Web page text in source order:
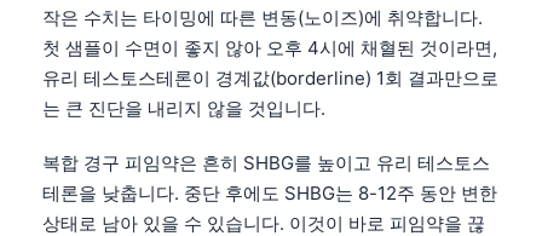
작은 수치는 타이밍에 따른 변동(노이즈)에 취약합니다.
첫 샘플이 수면이 좋지 않아 오후 4시에 채혈된 것이라면,
유리 테스토스테론이 경계값(borderline) 1회 결과만으로
는 큰 진단을 내리지 않을 것입니다.
복합 경구 피임약은 흔히 SHBG를 높이고 유리 테스토스
테론을 낮춥니다. 중단 후에도 SHBG는 8-12주 동안 변한
상태로 남아 있을 수 있습니다. 이것이 바로 피임약을 끊
Türkçe
Română
فارسی
Български
Dansk